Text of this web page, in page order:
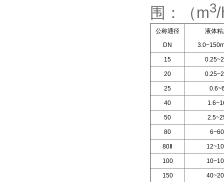
围：（m3/
公称通径
DN
液体
15
20
25
40
50
80 6~60
80Ⅱ
100
150